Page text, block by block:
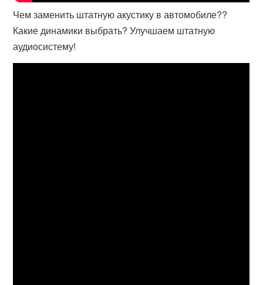
Чем заменить штатную акустику в автомобиле??
Какие динамики выбрать? Улучшаем штатную
аудиосистему!